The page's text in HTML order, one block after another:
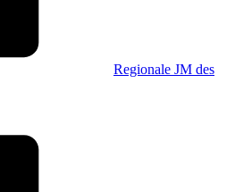
Regionale JM des